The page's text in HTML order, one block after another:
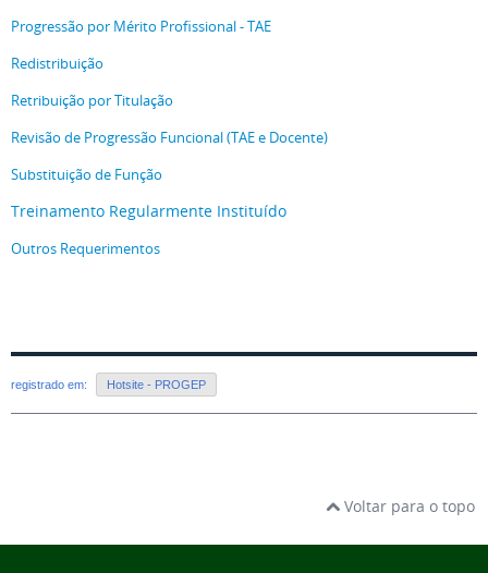
Progressão por Mérito Profissional - TAE
Redistribuição
Retribuição por Titulação
Revisão de Progressão Funcional (TAE e Docente)
Substituição de Função
Treinamento Regularmente Instituído
Outros Requerimentos
registrado em: Hotsite - PROGEP
Voltar para o topo